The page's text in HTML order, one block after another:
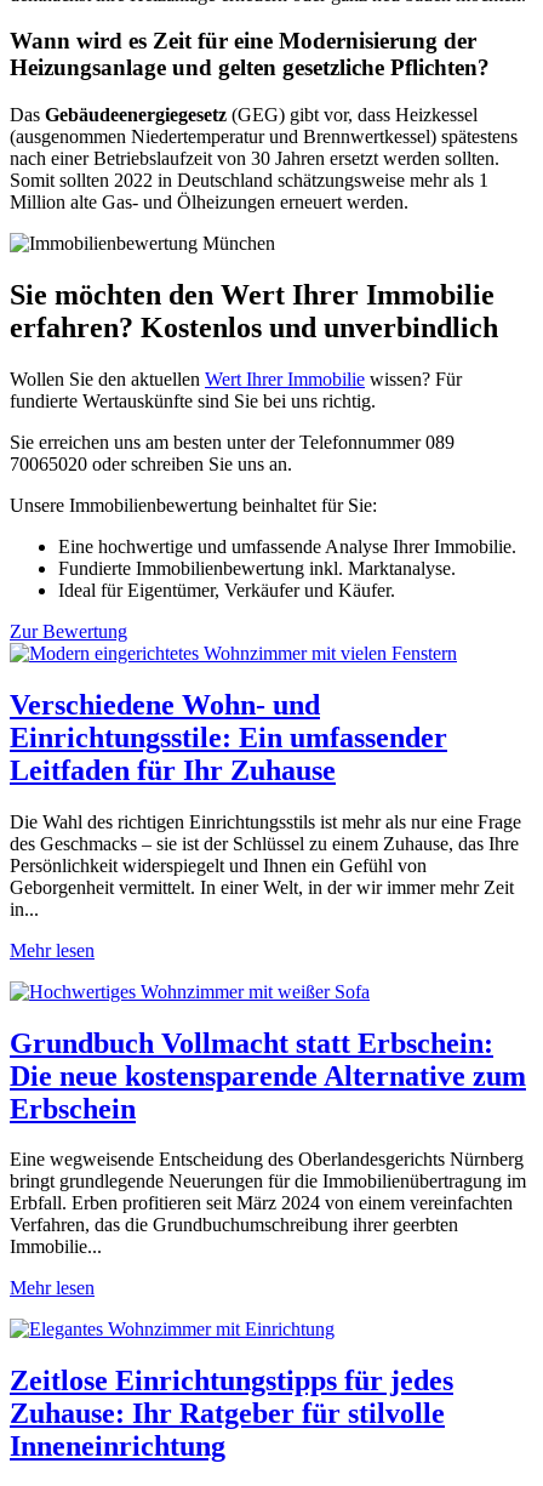
Wann wird es Zeit für eine Modernisierung der
Heizungsanlage und gelten gesetzliche Pflichten?
Das Gebäudeenergiegesetz (GEG) gibt vor, dass Heizkessel
(ausgenommen Niedertemperatur und Brennwertkessel) spätestens
nach einer Betriebslaufzeit von 30 Jahren ersetzt werden sollten.
Somit sollten 2022 in Deutschland schätzungsweise mehr als 1
Million alte Gas- und Ölheizungen erneuert werden.
Sie möchten den Wert Ihrer Immobilie
erfahren? Kostenlos und unverbindlich
Wollen Sie den aktuellen Wert Ihrer Immobilie wissen? Für
fundierte Wertauskünfte sind Sie bei uns richtig.
Sie erreichen uns am besten unter der Telefonnummer 089
70065020 oder schreiben Sie uns an.
Unsere Immobilienbewertung beinhaltet für Sie:
Eine hochwertige und umfassende Analyse Ihrer Immobilie.
Fundierte Immobilienbewertung inkl. Marktanalyse.
Ideal für Eigentümer, Verkäufer und Käufer.
Zur Bewertung
Verschiedene Wohn- und
Einrichtungsstile: Ein umfassender
Leitfaden für Ihr Zuhause
Die Wahl des richtigen Einrichtungsstils ist mehr als nur eine Frage
des Geschmacks – sie ist der Schlüssel zu einem Zuhause, das Ihre
Persönlichkeit widerspiegelt und Ihnen ein Gefühl von
Geborgenheit vermittelt. In einer Welt, in der wir immer mehr Zeit
in...
Mehr lesen
Grundbuch Vollmacht statt Erbschein:
Die neue kostensparende Alternative zum
Erbschein
Eine wegweisende Entscheidung des Oberlandesgerichts Nürnberg
bringt grundlegende Neuerungen für die Immobilienübertragung im
Erbfall. Erben profitieren seit März 2024 von einem vereinfachten
Verfahren, das die Grundbuchumschreibung ihrer geerbten
Immobilie...
Mehr lesen
Zeitlose Einrichtungstipps für jedes
Zuhause: Ihr Ratgeber für stilvolle
Inneneinrichtung